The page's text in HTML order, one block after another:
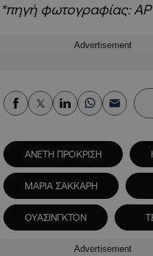
*πηγή φωτογραφίας: AP
Advertisement
ΑΝΕΤΗ ΠΡΟΚΡΙΣΗ
ΜΑΡΙΑ ΣΑΚΚΑΡΗ
ΟΥΑΣΙΝΓΚΤΟΝ
Advertisement